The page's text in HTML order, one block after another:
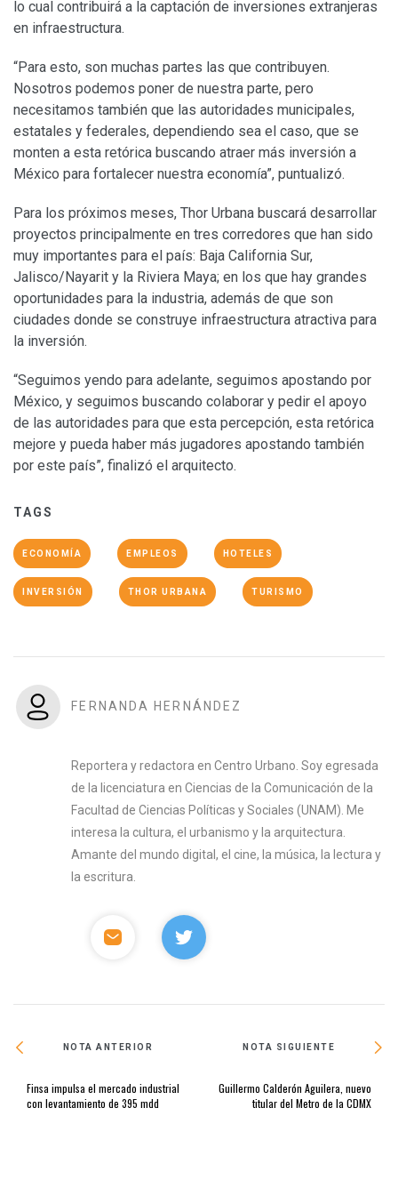
lo cual contribuirá a la captación de inversiones extranjeras
en infraestructura.
“Para esto, son muchas partes las que contribuyen.
Nosotros podemos poner de nuestra parte, pero
necesitamos también que las autoridades municipales,
estatales y federales, dependiendo sea el caso, que se
monten a esta retórica buscando atraer más inversión a
México para fortalecer nuestra economía”, puntualizó.
Para los próximos meses, Thor Urbana buscará desarrollar
proyectos principalmente en tres corredores que han sido
muy importantes para el país: Baja California Sur,
Jalisco/Nayarit y la Riviera Maya; en los que hay grandes
oportunidades para la industria, además de que son
ciudades donde se construye infraestructura atractiva para
la inversión.
“Seguimos yendo para adelante, seguimos apostando por
México, y seguimos buscando colaborar y pedir el apoyo
de las autoridades para que esta percepción, esta retórica
mejore y pueda haber más jugadores apostando también
por este país”, finalizó el arquitecto.
TAGS
ECONOMÍA EMPLEOS HOTELES
INVERSIÓN THOR URBANA TURISMO
FERNANDA HERNÁNDEZ
Reportera y redactora en Centro Urbano. Soy egresada
de la licenciatura en Ciencias de la Comunicación de la
Facultad de Ciencias Políticas y Sociales (UNAM). Me
interesa la cultura, el urbanismo y la arquitectura.
Amante del mundo digital, el cine, la música, la lectura y
la escritura.
NOTA ANTERIOR
Finsa impulsa el mercado industrial
con levantamiento de 395 mdd
NOTA SIGUIENTE
Guillermo Calderón Aguilera, nuevo
titular del Metro de la CDMX